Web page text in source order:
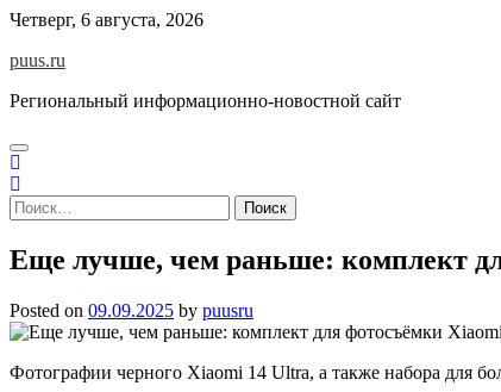
Skip
content
Четверг, 6 августа, 2026
puus.ru
Региональный информационно-новостной сайт
Найти:
Еще лучше, чем раньше: комплект
Posted on 09.09.2025 by puusru
Фотографии черного Xiaomi 14 Ultra, а также набора для